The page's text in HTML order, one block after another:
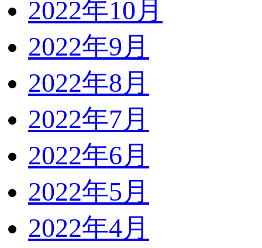
2022年10月
2022年9月
2022年8月
2022年7月
2022年6月
2022年5月
2022年4月